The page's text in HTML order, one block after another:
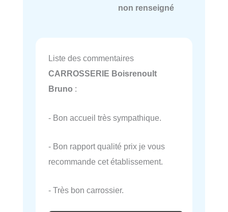
non renseigné
Liste des commentaires
CARROSSERIE Boisrenoult
Bruno :
- Bon accueil très sympathique.
- Bon rapport qualité prix je vous
recommande cet établissement.
- Très bon carrossier.